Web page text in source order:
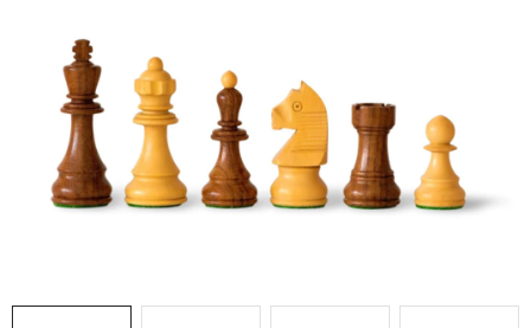
SCHACH ONLINE
SCHACH-MERCH
SCHACH GESCHENKE
KONTAKT